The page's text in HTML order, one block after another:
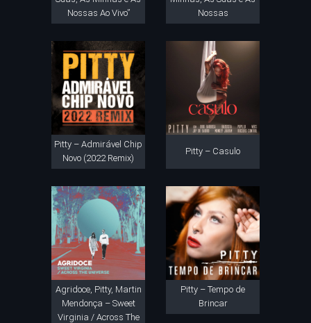
Nossas Ao Vivo”
Nossas
Pitty – Admirável Chip
Novo (2022 Remix)
Pitty – Casulo
Agridoce, Pitty, Martin
Mendonça – Sweet
Virginia / Across The
Pitty – Tempo de
Brincar